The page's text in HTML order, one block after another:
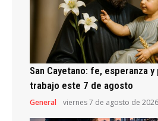
San Cayetano: fe, esperanza
trabajo este 7 de agosto
General viernes 7 de agosto de 2026